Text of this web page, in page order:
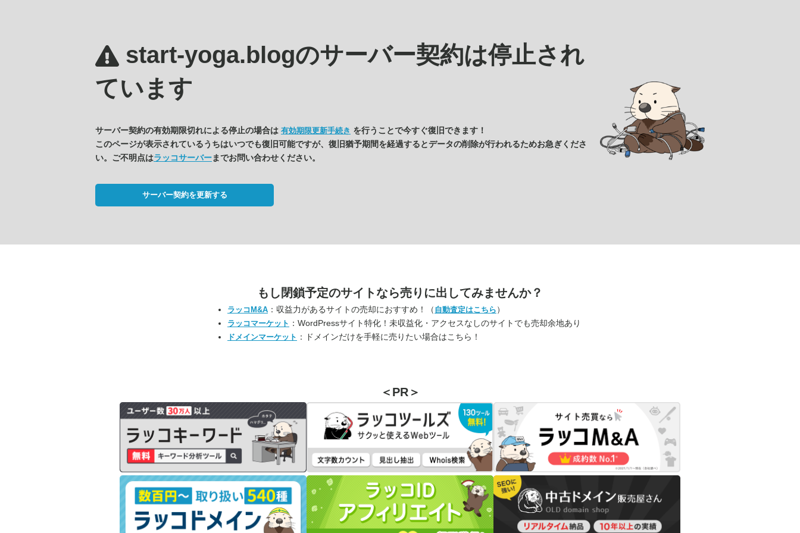
start-yoga.blogのサーバー契約は停止され
ています
サーバー契約の有効期限切れによる停止の場合は 有効期限更新手続き を行うことで今すぐ復旧できます！
このページが表示されているうちはいつでも復旧可能ですが、復旧猶予期間を経過するとデータの削除が行われるためお急ぎくださ
い。ご不明点はラッコサーバーまでお問い合わせください。
サーバー契約を更新する
もし閉鎖予定のサイトなら売りに出してみませんか？
ラッコM&A ：収益力があるサイトの売却におすすめ！（ 自動査定はこちら ）
ラッコマーケット ：WordPressサイト特化！未収益化・アクセスなしのサイトでも売却余地あり
ドメインマーケット ：ドメインだけを手軽に売りたい場合はこちら！
＜PR＞